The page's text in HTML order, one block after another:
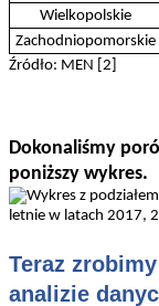
Wielkopolskie
Zachodniopomorskie
Źródło: MEN [2]
Dokonaliśmy
poniższy wykres.
Teraz
analizie